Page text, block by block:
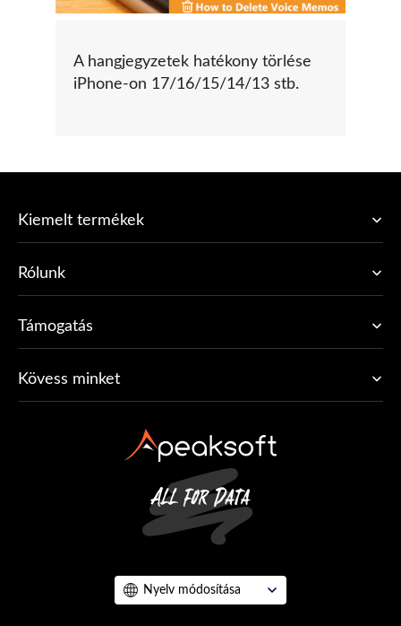
A hangjegyzetek hatékony törlése
iPhone-on 17/16/15/14/13 stb.
Kiemelt termékek
Rólunk
Támogatás
Kövess minket
Nyelv módosítása